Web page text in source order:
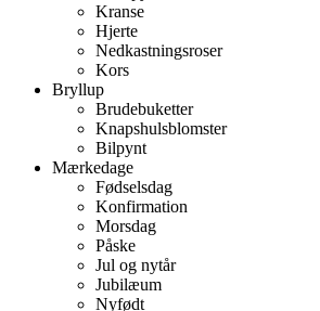
Kranse
Hjerte
Nedkastningsroser
Kors
Bryllup
Brudebuketter
Knapshulsblomster
Bilpynt
Mærkedage
Fødselsdag
Konfirmation
Morsdag
Påske
Jul og nytår
Jubilæum
Nyfødt